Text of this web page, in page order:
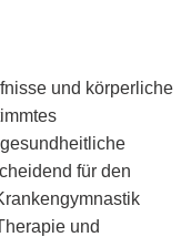
und körperliche
für den
und